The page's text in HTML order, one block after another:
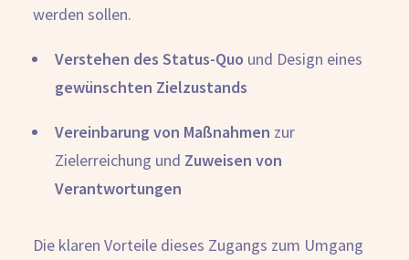
werden sollen.
Verstehen des Status-Quo und Design eines
gewünschten Zielzustands
Vereinbarung von Maßnahmen zur
Zielerreichung und Zuweisen von
Verantwortungen
Die klaren Vorteile dieses Zugangs zum Umgang